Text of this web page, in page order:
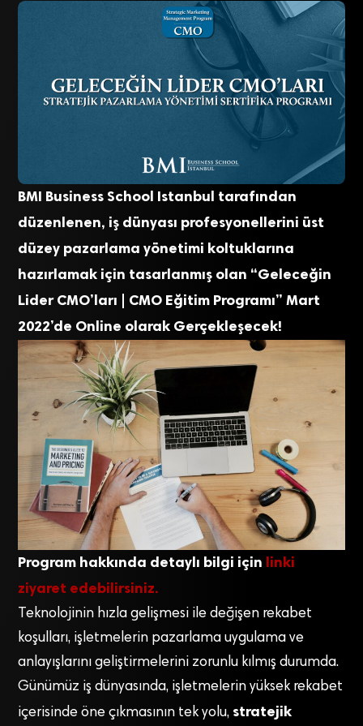
BMI Business School Istanbul tarafından
düzenlenen, iş dünyası profesyonellerini üst
düzey pazarlama yönetimi koltuklarına
hazırlamak için tasarlanmış olan “Geleceğin
Lider CMO’ları | CMO Eğitim Programı” Mart
2022’de Online olarak Gerçekleşecek!
Program hakkında detaylı bilgi için linki
ziyaret edebilirsiniz.
Teknolojinin hızla gelişmesi ile değişen rekabet
koşulları, işletmelerin pazarlama uygulama ve
anlayışlarını geliştirmelerini zorunlu kılmış durumda.
Günümüz iş dünyasında, işletmelerin yüksek rekabet
içerisinde öne çıkmasının tek yolu, stratejik